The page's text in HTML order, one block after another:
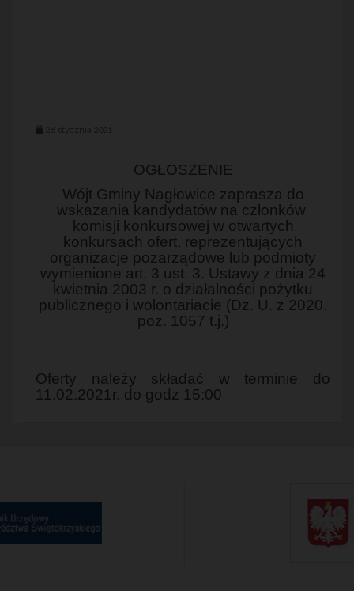
28 stycznia 2021
OGŁOSZENIE
Wójt Gminy Nagłowice zaprasza do
wskazania kandydatów na członków
komisji konkursowej w otwartych
konkursach ofert, reprezentujących
organizacje pozarządowe lub podmioty
wymienione art. 3 ust. 3. Ustawy z dnia 24
kwietnia 2003 r. o działalności pożytku
publicznego i wolontariacie (Dz. U. z 2020.
poz. 1057 t.j.)
Oferty należy składać w terminie do
11.02.2021r. do godz 15:00